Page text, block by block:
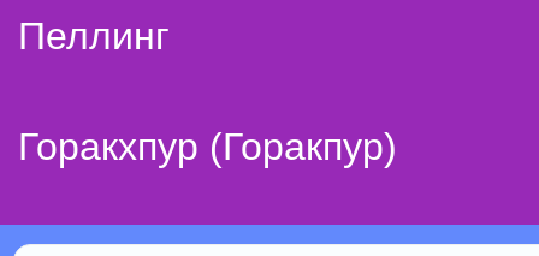
Пеллинг
Горакхпур (Горакпур)